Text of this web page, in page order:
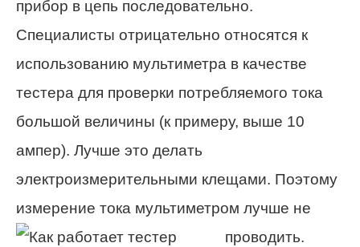
прибор в цепь последовательно.
Специалисты отрицательно относятся к
использованию мультиметра в качестве
тестера для проверки потребляемого тока
большой величины (к примеру, выше 10
ампер). Лучше это делать
электроизмерительными клещами. Поэтому
измерение тока мультиметром лучше не
проводить.